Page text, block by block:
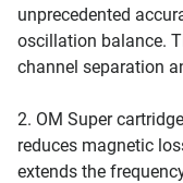
unprecedented
oscillation balance.
channel separation
2. OM Super
reduces magnetic
extends the